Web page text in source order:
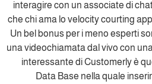
interagire con un associate di
che chi ama lo velocity courting
Un bel bonus per i meno esperti
una videochiamata dal vivo con
interessante di Customerly è
Data Base nella quale